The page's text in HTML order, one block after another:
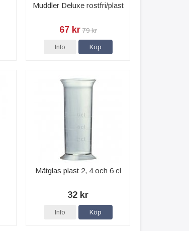
Muddler Deluxe rostfri/plast
67 kr 79 kr
Info Köp
Mätglas plast 2, 4 och 6 cl
32 kr
Info Köp